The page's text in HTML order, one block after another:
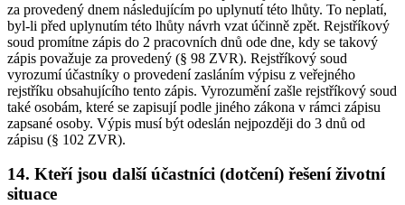
za provedený dnem následujícím po uplynutí této lhůty. To neplatí,
byl-li před uplynutím této lhůty návrh vzat účinně zpět. Rejstříkový
soud promítne zápis do 2 pracovních dnů ode dne, kdy se takový
zápis považuje za provedený (§ 98 ZVR). Rejstříkový soud
vyrozumí účastníky o provedení zasláním výpisu z veřejného
rejstříku obsahujícího tento zápis. Vyrozumění zašle rejstříkový soud
také osobám, které se zapisují podle jiného zákona v rámci zápisu
zapsané osoby. Výpis musí být odeslán nejpozději do 3 dnů od
zápisu (§ 102 ZVR).
14. Kteří jsou další účastníci (dotčení) řešení životní
situace